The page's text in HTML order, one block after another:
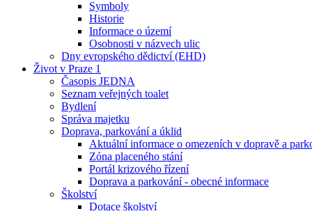
Symboly
Historie
Informace o území
Osobnosti v názvech ulic
Dny evropského dědictví (EHD)
Život v Praze 1
Časopis JEDNA
Seznam veřejných toalet
Bydlení
Správa majetku
Doprava, parkování a úklid
Aktuální informace o omezeních v dopravě a
Zóna placeného stání
Portál krizového řízení
Doprava a parkování - obecné informace
Školství
Dotace školství